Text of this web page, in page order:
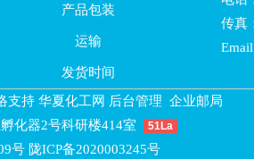
产品包装
运输
发货时间
传真
支持 华夏化工网 后台管理 企业邮局
化器2号科研楼414室
51La
号 陇ICP备2020003245号